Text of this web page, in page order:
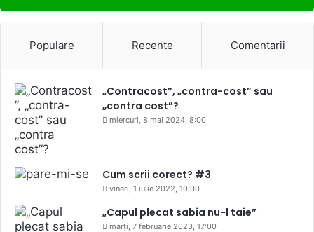
Populare Recente Comentarii
„Contracost”, „contra-cost” sau
„contra cost”?
miercuri, 8 mai 2024, 8:00
Cum scrii corect? #3
vineri, 1 iulie 2022, 10:00
„Capul plecat sabia nu-l taie”
marți, 7 februarie 2023, 17:00